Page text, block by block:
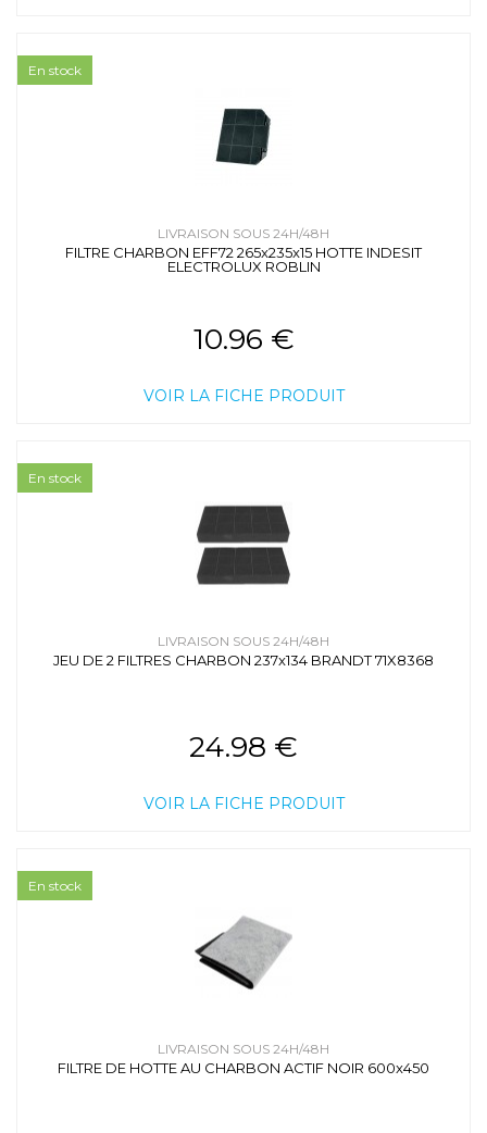
LIVRAISON SOUS 24H/48H
FILTRE CHARBON EFF72 265x235x15 HOTTE INDESIT
ELECTROLUX ROBLIN
10.96 €
VOIR LA FICHE PRODUIT
En stock
LIVRAISON SOUS 24H/48H
JEU DE 2 FILTRES CHARBON 237x134 BRANDT 71X8368
24.98 €
VOIR LA FICHE PRODUIT
En stock
LIVRAISON SOUS 24H/48H
FILTRE DE HOTTE AU CHARBON ACTIF NOIR 600x450
En stock